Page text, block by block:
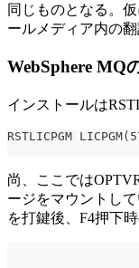
同じものとなる。
ールメディア内の
WebSphere MQ
インストールは
RSTLICPGM
尚、ここでは
ージをマウントし
を打鍵後、F4押下時
Restore